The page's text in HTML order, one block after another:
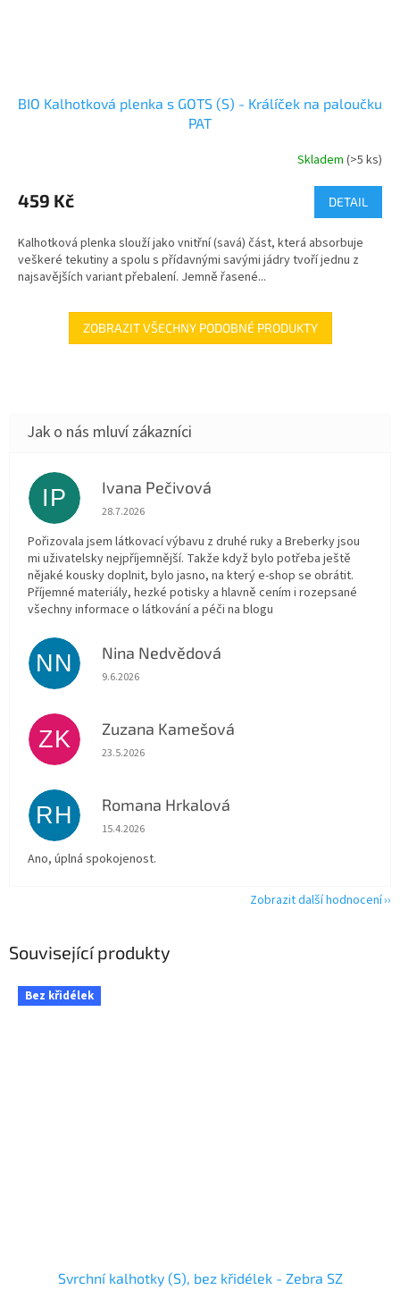
Související produkty
Bez křidélek
Svrchní kalhotky (S), bez křidélek - Zebra SZ
BIO Kalhotková plenka s GOTS (S) - Králíček na paloučku
PAT
Skladem (>5 ks)
459 Kč DETAIL
Kalhotková plenka slouží jako vnitřní (savá) část, která absorbuje
veškeré tekutiny a spolu s přídavnými savými jádry tvoří jednu z
najsavějších variant přebalení. Jemně řasené...
ZOBRAZIT VŠECHNY PODOBNÉ PRODUKTY
IP Ivana Pečivová
Hodnocení obchodu je 5 z 5 hvězdiček.
28.7.2026
Pořizovala jsem látkovací výbavu z druhé ruky a Breberky jsou
mi uživatelsky nejpříjemnější. Takže když bylo potřeba ještě
nějaké kousky doplnit, bylo jasno, na který e-shop se obrátit.
Příjemné materiály, hezké potisky a hlavně cením i rozepsané
všechny informace o látkování a péči na blogu
NN Nina Nedvědová
Hodnocení obchodu je 5 z 5 hvězdiček.
9.6.2026
ZK Zuzana Kamešová
Hodnocení obchodu je 5 z 5 hvězdiček.
23.5.2026
RH Romana Hrkalová
Hodnocení obchodu je 5 z 5 hvězdiček.
15.4.2026
Ano, úplná spokojenost.
Zobrazit další hodnocení